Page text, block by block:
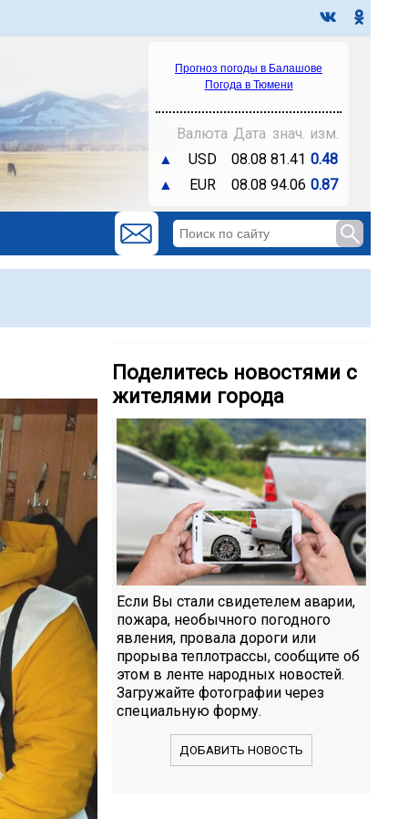
Прогноз погоды в Балашове
Погода в Тюмени
Валюта Дата знач. изм.
▲
USD 08.08 81.41 0.48
▲
EUR 08.08 94.06 0.87
Поделитесь новостями с
жителями города
Если Вы стали свидетелем аварии,
пожара, необычного погодного
явления, провала дороги или
прорыва теплотрассы, сообщите об
этом в ленте народных новостей.
Загружайте фотографии через
специальную форму.
ДОБАВИТЬ НОВОСТЬ